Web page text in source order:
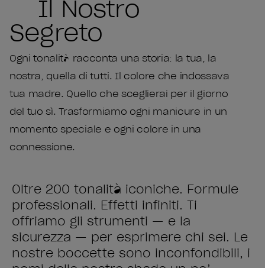
Il Nostro
Segreto
Ogni tonalità racconta una storia: la tua, la
nostra, quella di tutti. Il colore che indossava
tua madre. Quello che sceglierai per il giorno
del tuo sì. Trasformiamo ogni manicure in un
momento speciale e ogni colore in una
connessione.
Oltre 200 tonalità iconiche. Formule
professionali. Effetti infiniti. Ti
offriamo gli strumenti — e la
sicurezza — per esprimere chi sei. Le
nostre boccette sono inconfondibili, i